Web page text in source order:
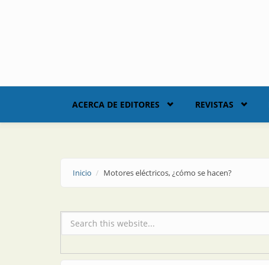
ACERCA DE EDITORES REVISTAS
Inicio Motores eléctricos, ¿cómo se hacen?
Formulario de búsqueda